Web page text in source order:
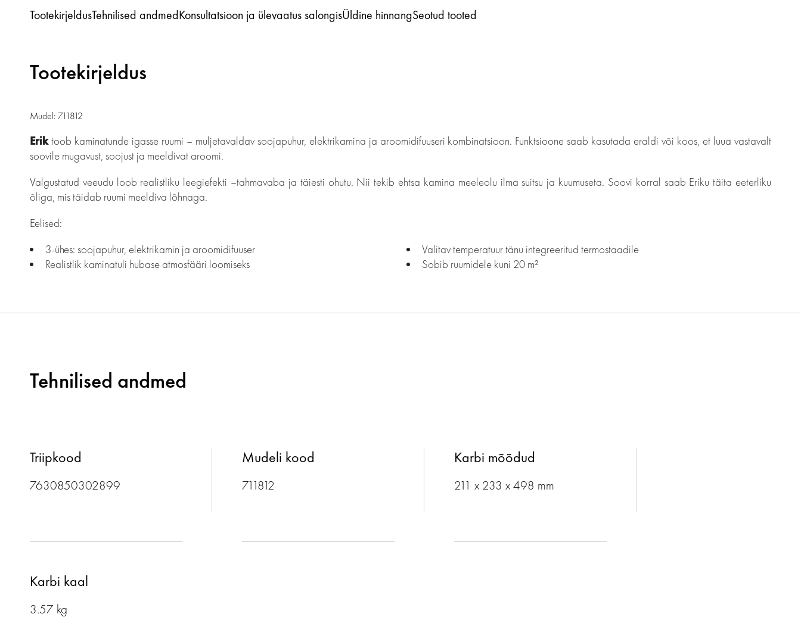
TootekirjeldusTehnilised andmedKonsultatsioon ja ülevaatus salongisÜldine hinnangSeotud tooted
Tootekirjeldus
Mudel: 711812
Eriktoob kaminatunde igasse ruumi – muljetavaldav soojapuhur, elektrikamina ja aroomidifuuseri kombinatsioon. Funktsioone saab kasutada eraldi või koos, et luua vastavalt
soovile mugavust, soojust ja meeldivat aroomi.
Valgustatud veeudu loob realistliku leegiefekti –tahmavaba ja täiesti ohutu. Nii tekib ehtsa kamina meeleolu ilma suitsu ja kuumuseta. Soovi korral saab Eriku täita eeterliku
õliga, mis täidab ruumi meeldiva lõhnaga.
Eelised:
3-ühes: soojapuhur, elektrikamin ja aroomidifuuser
Realistlik kaminatuli hubase atmosfääri loomiseks
Valitav temperatuur tänu integreeritud termostaadile
Sobib ruumidele kuni 20 m²
Tehnilised andmed
Triipkood
7630850302899
Mudeli kood
711812
Karbi mõõdud
211 x 233 x 498 mm
Karbi kaal
3.57 kg